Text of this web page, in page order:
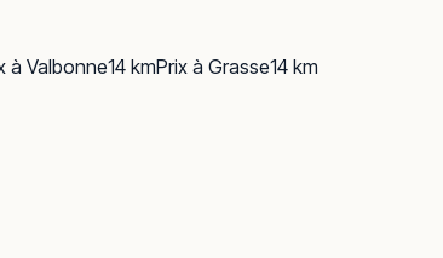
à Valbonne14 kmPrix à Grasse14 km